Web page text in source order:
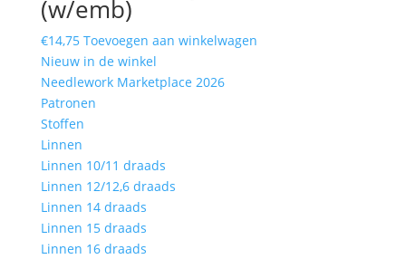
(w/emb)
€14,75 Toevoegen aan winkelwagen
Nieuw in de winkel
Needlework Marketplace 2026
Patronen
Stoffen
Linnen
Linnen 10/11 draads
Linnen 12/12,6 draads
Linnen 14 draads
Linnen 15 draads
Linnen 16 draads